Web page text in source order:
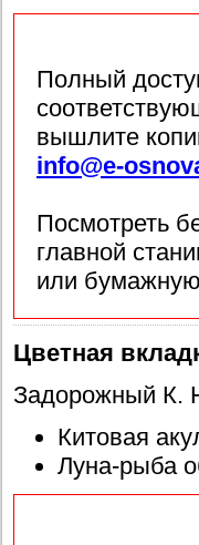
Полный
вышлите
info@e-
Посмотреть
главной
или
Цветная
Задорожный К.
Китовая
Луна-рыба